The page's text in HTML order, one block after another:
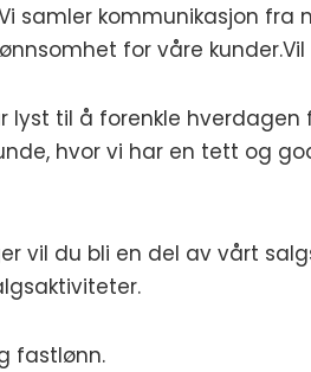
samler kommunikasjon
for våre
lyst til å forenkle
hvor vi har en tett og
vil du bli en del av vårt
fastlønn.